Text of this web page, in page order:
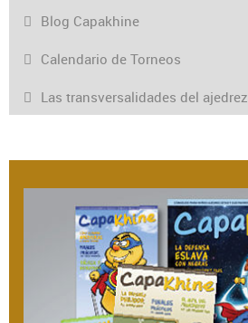
Blog Capakhine
Calendario de Torneos
Las transversalidades del ajedrez